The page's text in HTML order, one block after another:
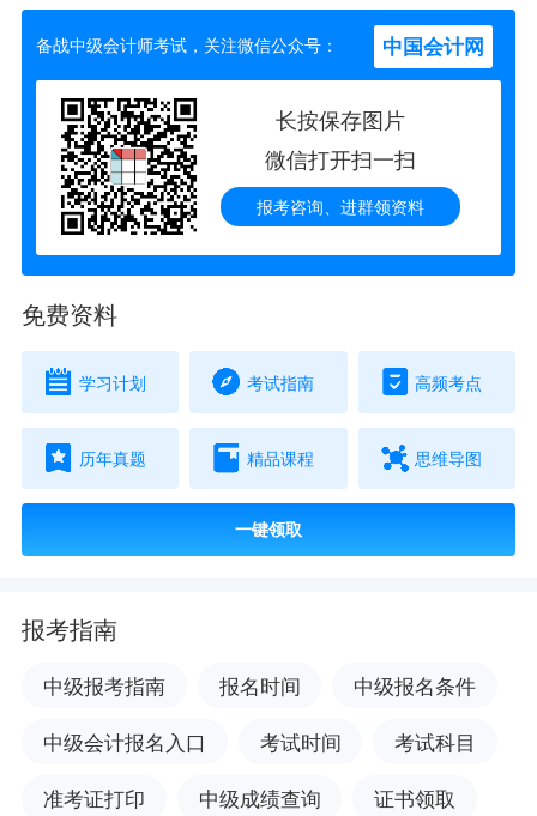
备战中级会计师考试，关注微信公众号： 中国会计网
长按保存图片
微信打开扫一扫
报考咨询、进群领资料
免费资料
学习计划 考试指南 高频考点
历年真题 精品课程 思维导图
一键领取
报考指南
中级报考指南 报名时间
中级报名条件
中级会计报名入口
考试时间
考试科目
准考证打印
中级成绩查询 证书领取